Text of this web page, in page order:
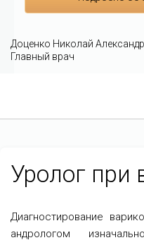
Доценко Николай
Главный врач
Уролог при
Диагностирование
андрологом